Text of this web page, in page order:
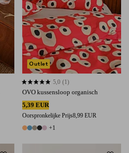
OVO kussensloop organisch
5,39 EUR
Oorspronkelijke Prijs8,99 EUR
6 kleuren
+1
5,0 op basis van 1 beoordelingen
5,0 (1)
Outlet